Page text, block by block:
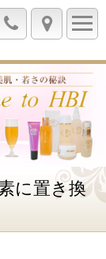
に置き換